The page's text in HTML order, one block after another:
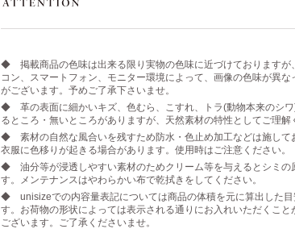
◆ 掲載商品の色味は出来る限り実物の色味に近づけておりますが
コン、スマートフォン、モニター環境によって、画像の色味が異な
がございます。予めご了承下さいませ。
◆ 革の表面に細かいキズ、色むら、こすれ、トラ(動物本来のシ
るところ・無いところがありますが、天然素材の特性としてご理解
◆ 素材の自然な風合いを残すため防水・色止め加工などは施して
衣服に色移りが起きる場合があります。使用時はご注意ください。
◆ 油分等が浸透しやすい素材のためクリーム等を与えるとシミの
す。メンテナンスはやわらかい布で乾拭きをしてください。
◆ unisizeでの内容量表記については商品の体積を元に算出した目
す。お荷物の形状によっては表示される通りにお入れいただくこと
ございます。ご了承くださいませ。